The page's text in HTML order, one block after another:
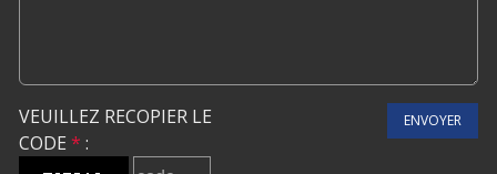
VEUILLEZ RECOPIER LE
CODE * :
ENVOYER